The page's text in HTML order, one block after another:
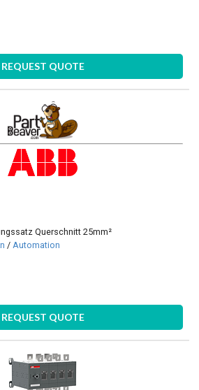
REQUEST QUOTE
Querschnitt 25mm²
/ Automation
REQUEST QUOTE